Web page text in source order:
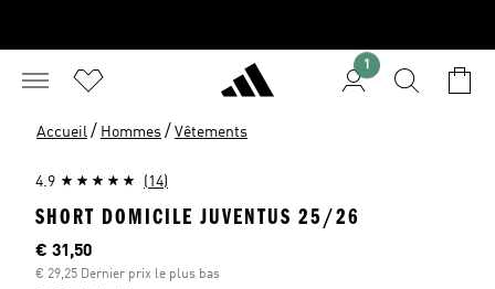
1
Accueil / Hommes / Vêtements
4.9 (14)
SHORT DOMICILE JUVENTUS 25/26
Current price
€ 31,50
€ 29,25 Dernier prix le plus bas